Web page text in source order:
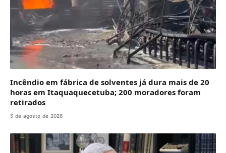
Incêndio em fábrica de solventes já dura mais de 20
horas em Itaquaquecetuba; 200 moradores foram
retirados
5 de agosto de 2026